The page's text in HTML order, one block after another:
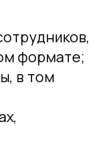
формате;
в том